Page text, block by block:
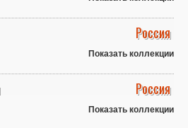
Россия
Показать коллекции
Россия
Показать коллекции